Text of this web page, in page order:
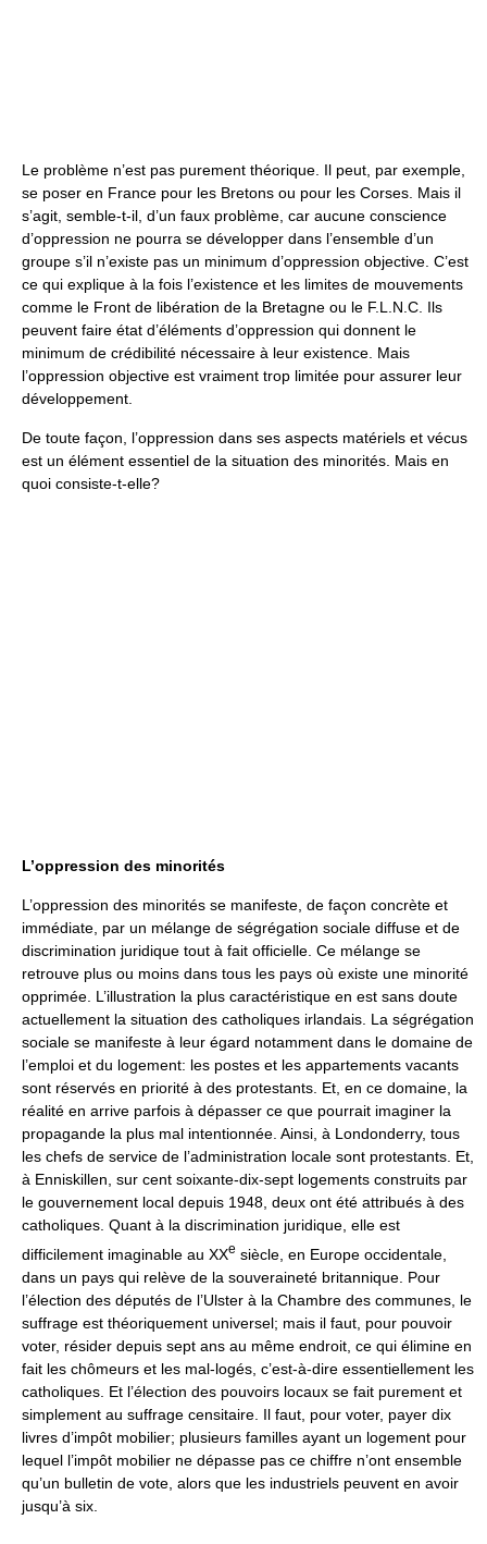
Le problème n’est pas purement théorique. Il peut, par exemple,
se poser en France pour les Bretons ou pour les Corses. Mais il
s’agit, semble-t-il, d’un faux problème, car aucune conscience
d’oppression ne pourra se développer dans l’ensemble d’un
groupe s’il n’existe pas un minimum d’oppression objective. C’est
ce qui explique à la fois l’existence et les limites de mouvements
comme le Front de libération de la Bretagne ou le F.L.N.C. Ils
peuvent faire état d’éléments d’oppression qui donnent le
minimum de crédibilité nécessaire à leur existence. Mais
l’oppression objective est vraiment trop limitée pour assurer leur
développement.
De toute façon, l’oppression dans ses aspects matériels et vécus
est un élément essentiel de la situation des minorités. Mais en
quoi consiste-t-elle?
L’oppression des minorités
L’oppression des minorités se manifeste, de façon concrète et
immédiate, par un mélange de ségrégation sociale diffuse et de
discrimination juridique tout à fait officielle. Ce mélange se
retrouve plus ou moins dans tous les pays où existe une minorité
opprimée. L’illustration la plus caractéristique en est sans doute
actuellement la situation des catholiques irlandais. La ségrégation
sociale se manifeste à leur égard notamment dans le domaine de
l’emploi et du logement: les postes et les appartements vacants
sont réservés en priorité à des protestants. Et, en ce domaine, la
réalité en arrive parfois à dépasser ce que pourrait imaginer la
propagande la plus mal intentionnée. Ainsi, à Londonderry, tous
les chefs de service de l’administration locale sont protestants. Et,
à Enniskillen, sur cent soixante-dix-sept logements construits par
le gouvernement local depuis 1948, deux ont été attribués à des
catholiques. Quant à la discrimination juridique, elle est
difficilement imaginable au XXe siècle, en Europe occidentale,
dans un pays qui relève de la souveraineté britannique. Pour
l’élection des députés de l’Ulster à la Chambre des communes, le
suffrage est théoriquement universel; mais il faut, pour pouvoir
voter, résider depuis sept ans au même endroit, ce qui élimine en
fait les chômeurs et les mal-logés, c’est-à-dire essentiellement les
catholiques. Et l’élection des pouvoirs locaux se fait purement et
simplement au suffrage censitaire. Il faut, pour voter, payer dix
livres d’impôt mobilier; plusieurs familles ayant un logement pour
lequel l’impôt mobilier ne dépasse pas ce chiffre n’ont ensemble
qu’un bulletin de vote, alors que les industriels peuvent en avoir
jusqu’à six.